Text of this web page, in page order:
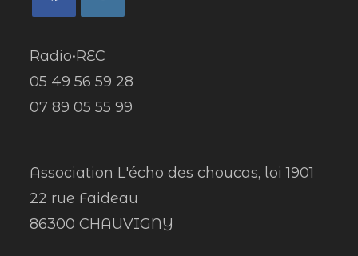
Radio•REC
05 49 56 59 28
07 89 05 55 99
Association L'écho des choucas, loi 1901
22 rue Faideau
86300 CHAUVIGNY